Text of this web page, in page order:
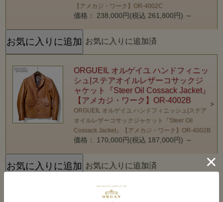
【アメカジ・ワーク】OR-4002C
価格： 238,000円(税込 261,800円) ～
お気に入りに追加済
ORGUEIL オルゲイユ ハンドフィニッ
シュ|ステアオイルレザーコサックジ
ャケット『Steer Oil Cossack Jacket』
【アメカジ・ワーク】OR-4002B
ORGUEIL オルゲイユ ハンドフィニッシュ|ステア
オイルレザーコサックジャケット『Steer Oil
Cossack Jacket』【アメカジ・ワーク】OR-4002B
価格： 170,000円(税込 187,000円) ～
お気に入りに追加済
Schott ショット Made in USA|イタリ